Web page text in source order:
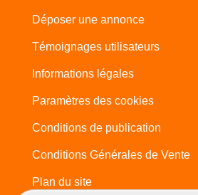
Déposer une annonce
Témoignages utilisateurs
Informations légales
Paramètres des cookies
Conditions de publication
Conditions Générales de Vente
Plan du site